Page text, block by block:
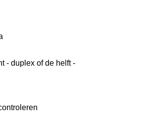
- duplex of de helft -